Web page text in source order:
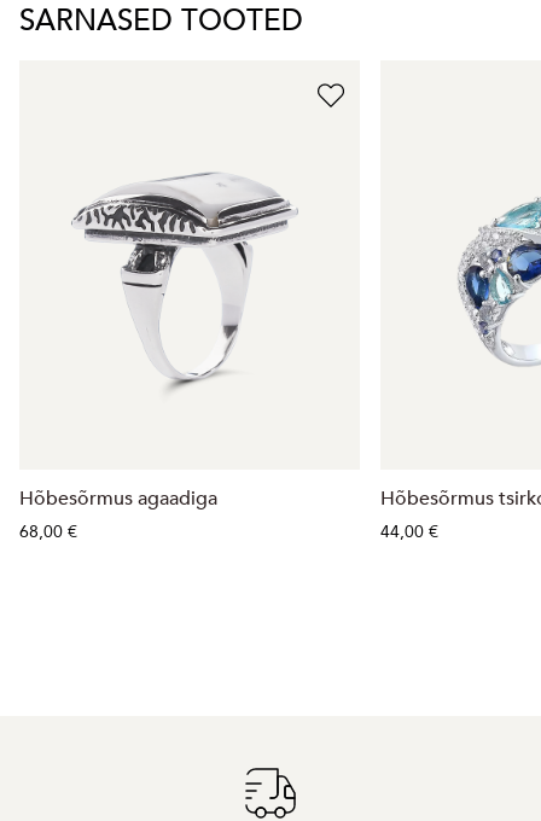
SARNASED TOOTED
Hõbesõrmus agaadiga
68,00 €
Hõbesõrmus
44,00 €